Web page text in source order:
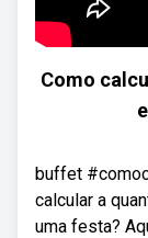
Como
buffet
calcular a
uma festa?